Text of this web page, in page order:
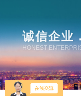
诚信企业
HONEST